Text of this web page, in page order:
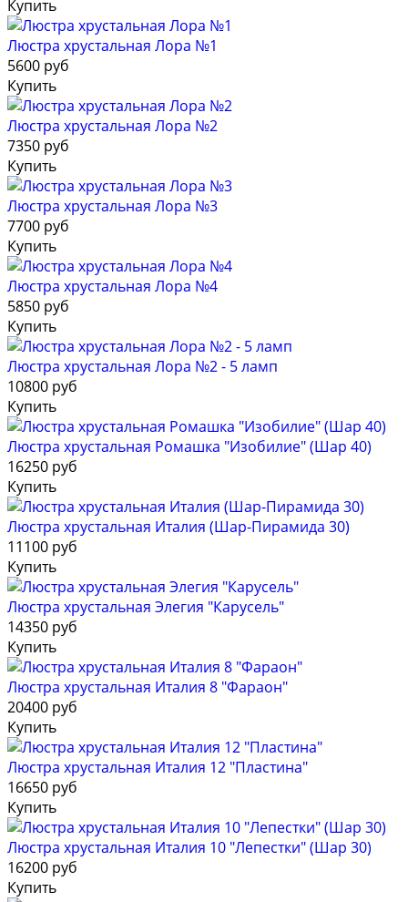
Купить
Люстра хрустальная Лора №1
5600 руб
Купить
Люстра хрустальная Лора №2
7350 руб
Купить
Люстра хрустальная Лора №3
7700 руб
Купить
Люстра хрустальная Лора №4
5850 руб
Купить
Люстра хрустальная Лора №2 - 5 ламп
10800 руб
Купить
Люстра хрустальная Ромашка "Изобилие" (Шар 40)
16250 руб
Купить
Люстра хрустальная Италия (Шар-Пирамида 30)
11100 руб
Купить
Люстра хрустальная Элегия "Карусель"
14350 руб
Купить
Люстра хрустальная Италия 8 "Фараон"
20400 руб
Купить
Люстра хрустальная Италия 12 "Пластина"
16650 руб
Купить
Люстра хрустальная Италия 10 "Лепестки" (Шар 30)
16200 руб
Купить